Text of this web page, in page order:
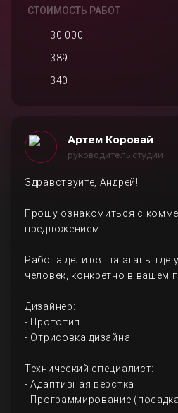
СТОИМОСТЬ РАБОТ
30 000
389
340
Артем Коровай
руководитель студии
Здравствуйте, Андрей!
Прошу ознакомиться с
предложением.
Работа делится на этапы где
человек, конкретно в вашем
Дизайнер:
- Прототип
- Отрисовка дизайна
Технический специалист:
- Адаптивная верстка
- Программирование